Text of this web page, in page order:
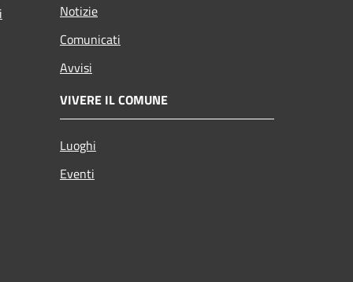
Notizie
Comunicati
Avvisi
VIVERE IL COMUNE
Luoghi
Eventi